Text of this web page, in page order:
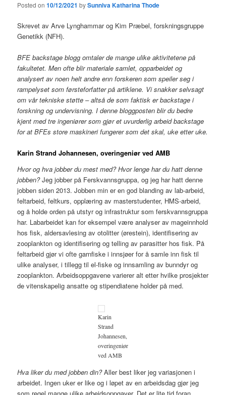
Posted on10/12/2021 bySunniva Katharina Thode
Skrevet av Arve Lynghammar og Kim Præbel, forskningsgruppe
Genetikk (NFH).
BFE backstage blogg omtaler de mange ulike aktivitetene på
fakultetet. Men ofte blir materiale samlet, opparbeidet og
analysert av noen helt andre enn forskeren som speiler seg i
rampelyset som førsteforfatter på artiklene. Vi snakker selvsagt
om vår tekniske støtte – altså de som faktisk er backstage i
forskning og undervisning. I denne bloggposten blir du bedre
kjent med tre ingeniører som gjør et uvurderlig arbeid backstage
for at BFEs store maskineri fungerer som det skal, uke etter uke.
Karin Strand Johannesen, overingeniør ved AMB
Hvor og hva jobber du mest med? Hvor lenge har du hatt denne
jobben?Jeg jobber på Ferskvannsgruppa, og jeg har hatt denne
jobben siden 2013. Jobben min er en god blanding av lab-arbeid,
feltarbeid, feltkurs, opplæring av masterstudenter, HMS-arbeid,
og å holde orden på utstyr og infrastruktur som ferskvannsgruppa
har. Labarbeidet kan for eksempel være analyser av mageinnhold
hos fisk, aldersavlesing av otolitter (ørestein), identifisering av
zooplankton og identifisering og telling av parasitter hos fisk. På
feltarbeid gjør vi ofte garnfiske i innsjøer for å samle inn fisk til
ulike analyser, i tillegg til el-fiske og innsamling av bunndyr og
zooplankton. Arbeidsoppgavene varierer alt etter hvilke prosjekter
de vitenskapelig ansatte og stipendiatene holder på med.
Karin
Strand
Johannesen,
overingeniør
ved AMB
Hva liker du med jobben din?Aller best liker jeg variasjonen i
arbeidet. Ingen uker er like og i løpet av en arbeidsdag gjør jeg